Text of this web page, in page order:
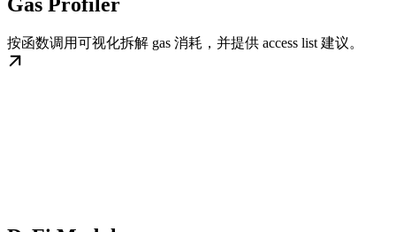
按函数调用可视化拆解 gas 消耗，并提供 access list 建议。